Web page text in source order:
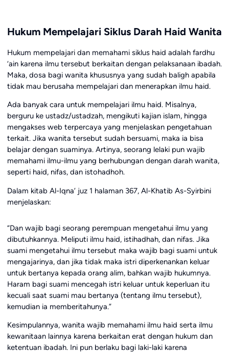
Hukum Mempelajari Siklus Darah Haid Wanita
Hukum mempelajari dan memahami siklus haid adalah fardhu
‘ain karena ilmu tersebut berkaitan dengan pelaksanaan ibadah.
Maka, dosa bagi wanita khususnya yang sudah baligh apabila
tidak mau berusaha mempelajari dan menerapkan ilmu haid.
Ada banyak cara untuk mempelajari ilmu haid. Misalnya,
berguru ke ustadz/ustadzah, mengikuti kajian islam, hingga
mengakses web terpercaya yang menjelaskan pengetahuan
terkait. Jika wanita tersebut sudah bersuami, maka ia bisa
belajar dengan suaminya. Artinya, seorang lelaki pun wajib
memahami ilmu-ilmu yang berhubungan dengan darah wanita,
seperti haid, nifas, dan istohadhoh.
Dalam kitab Al-Iqna’ juz 1 halaman 367, Al-Khatib As-Syirbini
menjelaskan:
“Dan wajib bagi seorang perempuan mengetahui ilmu yang
dibutuhkannya. Meliputi ilmu haid, istihadhah, dan nifas. Jika
suami mengetahui ilmu tersebut maka wajib bagi suami untuk
mengajarinya, dan jika tidak maka istri diperkenankan keluar
untuk bertanya kepada orang alim, bahkan wajib hukumnya.
Haram bagi suami mencegah istri keluar untuk keperluan itu
kecuali saat suami mau bertanya (tentang ilmu tersebut),
kemudian ia memberitahunya.”
Kesimpulannya, wanita wajib memahami ilmu haid serta ilmu
kewanitaan lainnya karena berkaitan erat dengan hukum dan
ketentuan ibadah. Ini pun berlaku bagi laki-laki karena